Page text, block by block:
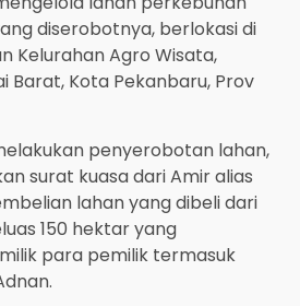
diserobotnya, berlokasi di
Kelurahan Agro Wisata,
Barat, Kota Pekanbaru, Prov
penyerobotan lahan,
surat kuasa dari Amir alias
lahan yang dibeli dari
150 hektar yang
para pemilik termasuk